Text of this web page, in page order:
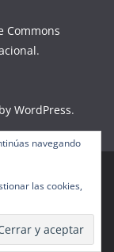
Commons
.
WordPress.
. Todos los
con WordPress
navegando
las cookies,